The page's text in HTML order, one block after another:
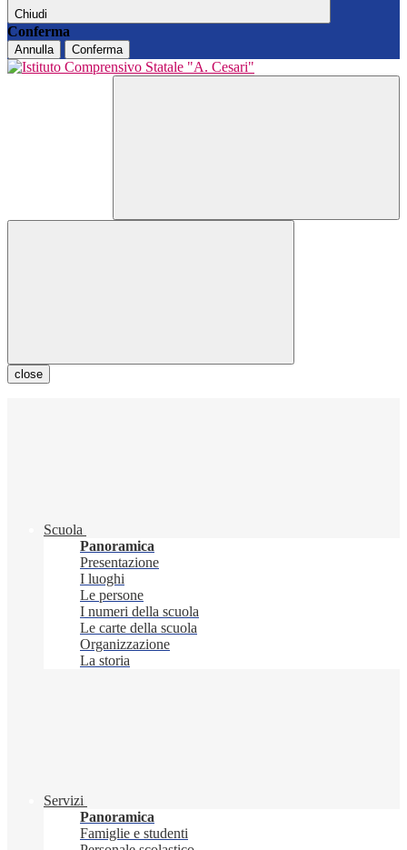
Chiudi
Conferma
Annulla Conferma
close
Scuola
Panoramica
Presentazione
I luoghi
Le persone
I numeri della scuola
Le carte della scuola
Organizzazione
La storia
Servizi
Panoramica
Famiglie e studenti